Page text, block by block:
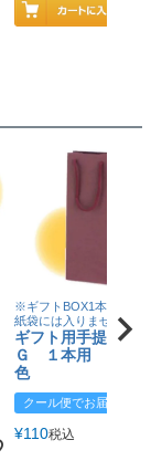
※ギフトBOX1本用はこ
紙袋には入りません
ギフト用手提げＢ
Ｇ １本用 エン
色
クール便でお届け
¥110税込